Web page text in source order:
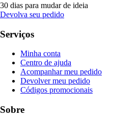
30 dias para mudar de ideia
Devolva seu pedido
Serviços
Minha conta
Centro de ajuda
Acompanhar meu pedido
Devolver meu pedido
Códigos promocionais
Sobre